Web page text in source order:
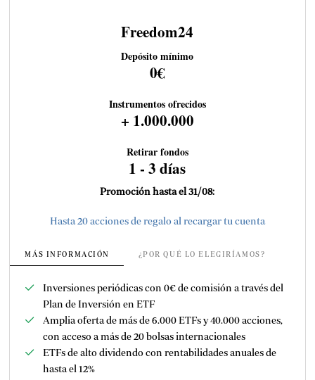
Freedom24
Depósito mínimo
0€
Instrumentos ofrecidos
+ 1.000.000
Retirar fondos
1 - 3 días
Promoción hasta el 31/08:
Hasta 20 acciones de regalo al recargar tu cuenta
MÁS INFORMACIÓN ¿POR QUÉ LO ELEGIRÍAMOS?
Inversiones periódicas con 0€ de comisión a través del
Plan de Inversión en ETF
Amplia oferta de más de 6.000 ETFs y40.000 acciones,
con acceso a más de 20 bolsas internacionales
ETFs de alto dividendo con rentabilidades anuales de
hasta el 12%